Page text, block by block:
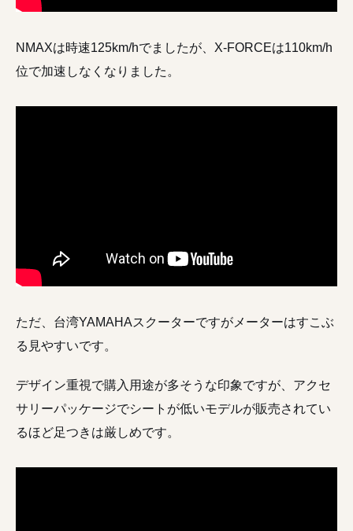
NMAXは時速125km/hでましたが、X-FORCEは110km/h
位で加速しなくなりました。
ただ、台湾YAMAHAスクーターですがメーターはすこぶ
る見やすいです。
デザイン重視で購入用途が多そうな印象ですが、アクセ
サリーパッケージでシートが低いモデルが販売されてい
るほど足つきは厳しめです。